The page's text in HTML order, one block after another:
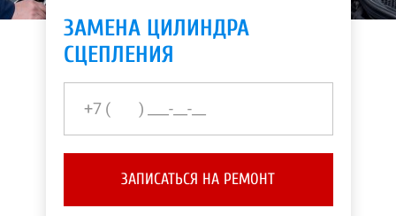
ЗАМЕНА ЦИЛИНДРА
СЦЕПЛЕНИЯ
ЗАПИСАТЬСЯ НА РЕМОНТ